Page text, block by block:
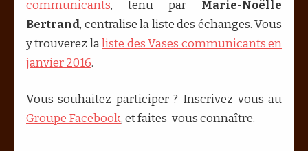
communicants, tenu par Marie-Noëlle
Bertrand, centralise la liste des échanges. Vous
y trouverez laliste des Vases communicants en
janvier 2016.
Vous souhaitez participer ? Inscrivez-vous au
Groupe Facebook, et faites-vous connaître.